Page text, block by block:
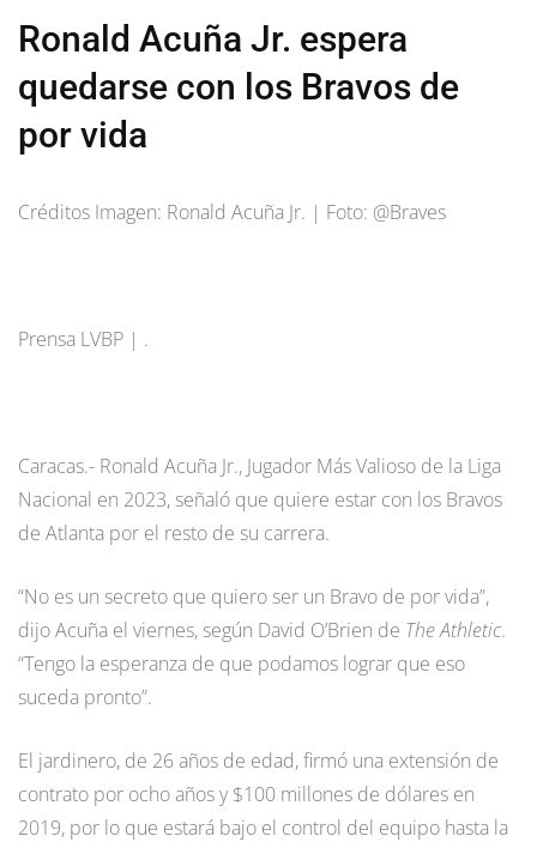
Ronald Acuña Jr. espera
quedarse con los Bravos de
por vida
Créditos Imagen: Ronald Acuña Jr. | Foto: @Braves
Prensa LVBP | .
Caracas.- Ronald Acuña Jr., Jugador Más Valioso de la Liga
Nacional en 2023, señaló que quiere estar con los Bravos
de Atlanta por el resto de su carrera.
“No es un secreto que quiero ser un Bravo de por vida”,
dijo Acuña el viernes, según David O’Brien de The Athletic.
“Tengo la esperanza de que podamos lograr que eso
suceda pronto”.
El jardinero, de 26 años de edad, firmó una extensión de
contrato por ocho años y $100 millones de dólares en
2019, por lo que estará bajo el control del equipo hasta la